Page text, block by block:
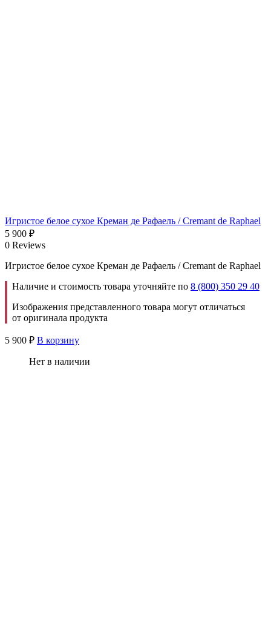
Игристое белое сухое Креман де Рафаель / Cremant de Raphael
5 900 ₽
0 Reviews
Игристое белое сухое Креман де Рафаель / Cremant de Raphael
Наличие и стоимость товара уточняйте по 8 (800) 350 29 40
Изображения представленного товара могут отличаться
от оригинала продукта
5 900 ₽ В корзину
Нет в наличии